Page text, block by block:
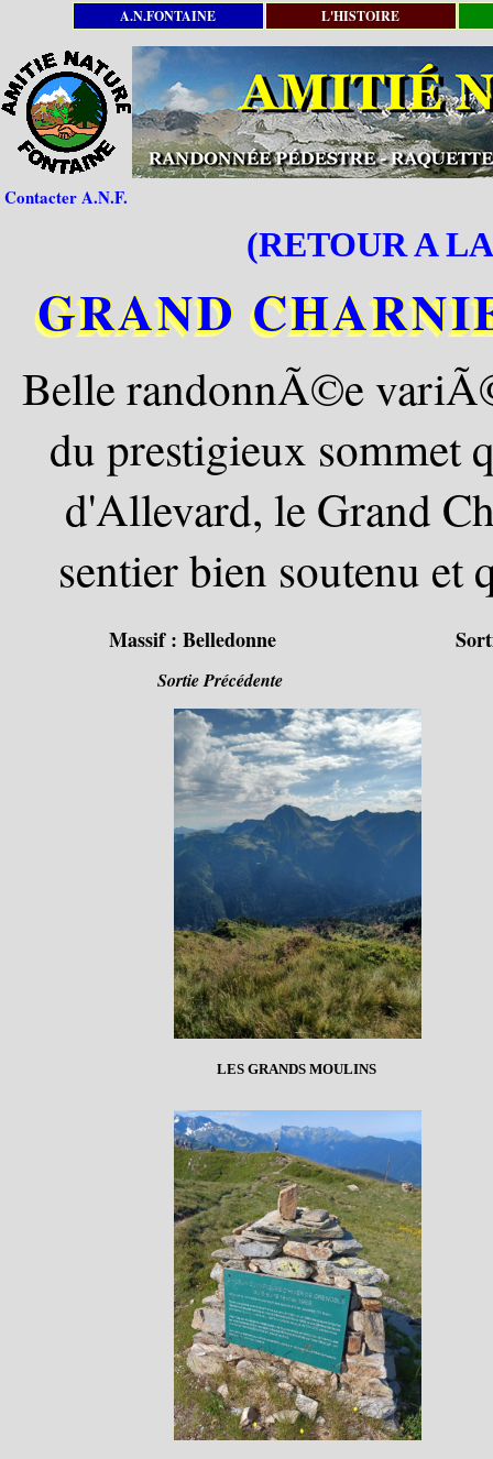
A.N.FONTAINE L'HISTOIRE
Contacter A.N.F.
(RETOUR A
GRAND
Belle randonnÃ©e
du prestigieux sommet
d'Allevard, le Grand
sentier bien soutenu et
Massif : Belledonne
Sortie Précédente
LES GRANDS MOULINS